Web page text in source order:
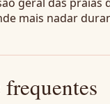
mais nadar